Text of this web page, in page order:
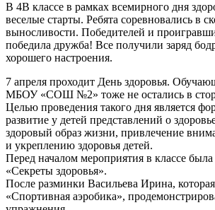
В 4В классе в рамках всемирного дня
веселые старты. Ребята соревновались в
выносливости. Победителей и
победила дружба! Все получили заряд
хорошего настроения.
7 апреля проходит День здоровья.
МБОУ «СОШ №2» тоже не остались в
Целью проведения такого дня является
развитие у детей представлений о
здоровый образ жизни, привлечение
и укреплению здоровья детей.
Перед началом мероприятия в классе была
«Секреты здоровья».
После разминки Васильева Ирина,
«Спортивная аэробика»,